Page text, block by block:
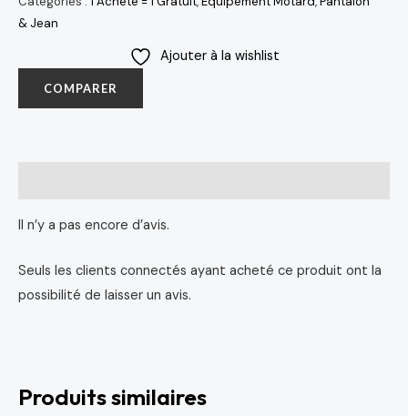
& Jean
Ajouter à la wishlist
COMPARER
Il n’y a pas encore d’avis.
Seuls les clients connectés ayant acheté ce produit ont la
possibilité de laisser un avis.
Produits similaires